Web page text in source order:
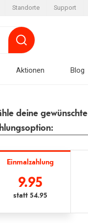
Standorte Support
Aktionen Blog
deine gewünschte
Einmalzahlung
9.95
statt54.95